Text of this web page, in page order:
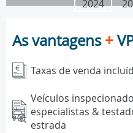
As vantagens+
Taxas de venda
Veículos
especialistas &
estrada